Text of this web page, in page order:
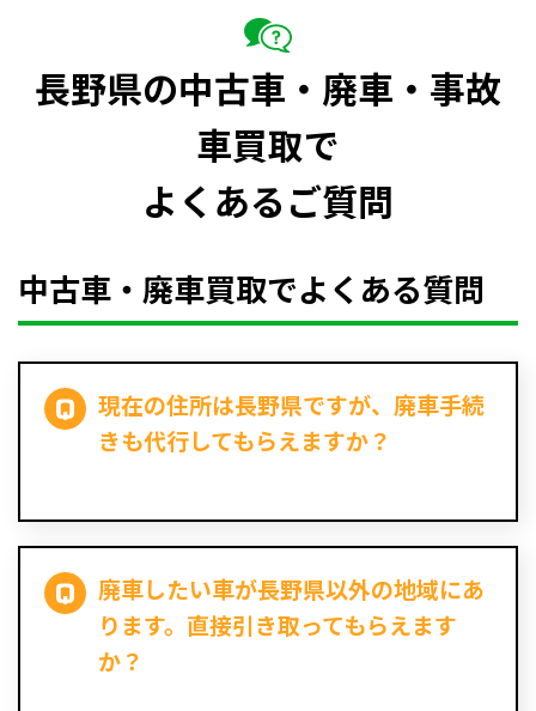
長野県の中古車・廃車・事故
車買取で
よくあるご質問
中古車・廃車買取でよくある質問
現在の住所は長野県ですが、廃車手続
きも代行してもらえますか？
廃車したい車が長野県以外の地域にあ
ります。直接引き取ってもらえます
か？